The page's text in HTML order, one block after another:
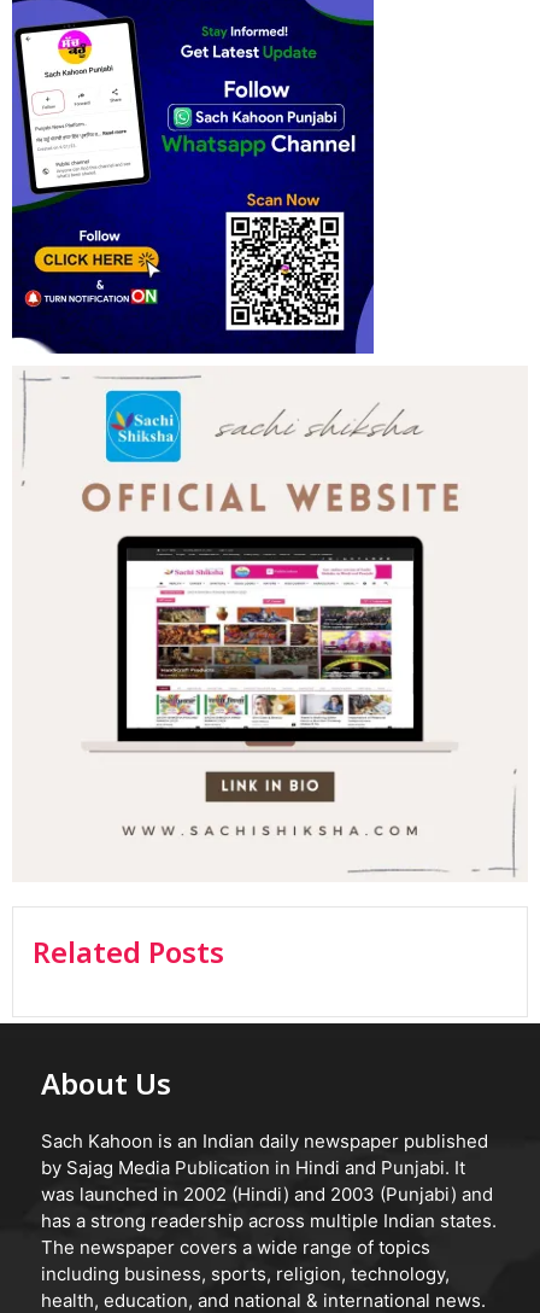
Related Posts
About Us
Sach Kahoon is an Indian daily newspaper published
by Sajag Media Publication in Hindi and Punjabi. It
was launched in 2002 (Hindi) and 2003 (Punjabi) and
has a strong readership across multiple Indian states.
The newspaper covers a wide range of topics
including business, sports, religion, technology,
health, education, and national & international news.